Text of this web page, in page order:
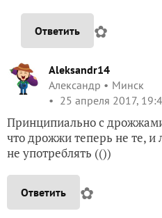
Ответить ✿
Aleksandr14
Александр
Минск
25 апреля 2017,
Принципиально с
что дрожжи теперь не те,
не употреблять (())
Ответить ✿